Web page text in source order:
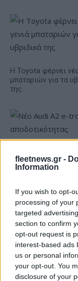
fleetnews.gr -
Information
If you wish to opt-
processing of your
targeted
section to confirm
opt-out request is
interest-based ads
us or personal
your opt-out. You
disclosure of your
Η Toyota φέρνει
μπαταριών για τα
της
αποδοτικότητας
Μισιακός: «Ο
είναι υπεύθυνος και
αναλαμβάνω την